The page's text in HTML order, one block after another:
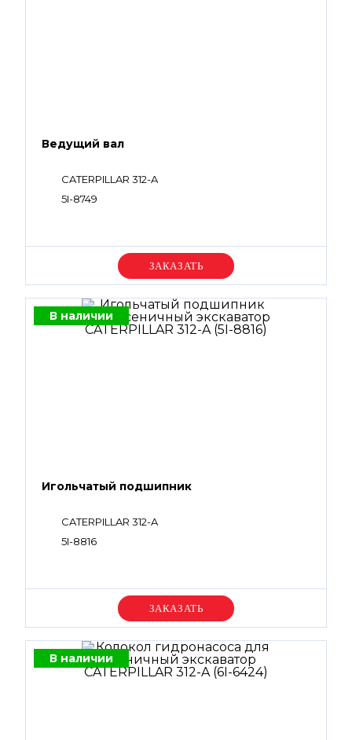
Ведущий вал
CATERPILLAR 312-A
5I-8749
Уточняйте цену
В наличии
Игольчатый подшипник
CATERPILLAR 312-A
5I-8816
Уточняйте цену
В наличии